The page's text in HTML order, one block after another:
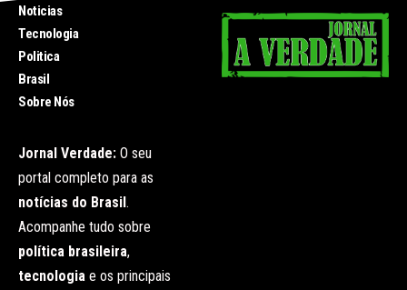
Noticias
Tecnologia
Politica
Brasil
Sobre Nós
Jornal Verdade: O seu
portal completo para as
notícias do Brasil.
Acompanhe tudo sobre
política brasileira,
tecnologia e os principais